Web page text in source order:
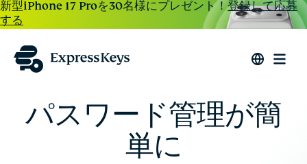
新型iPhone 17 Proを30名様にプレゼント！登録して応募
する
パスワード管理が簡
単に